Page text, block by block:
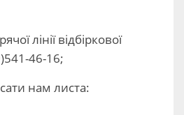
лінії відбіркової
46-16;
нам листа: